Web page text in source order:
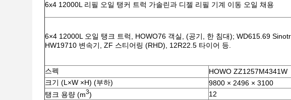
6x4 12000L 리필 오일 탱커 트럭 가솔린과 디젤 리필 기계 이동 오일 채용
6×4 12000L 오일 탱크 트럭, HOWO76 객실, (공기, 한 침대); WD615.69
HW19710 변속기, ZF 스티어링 (RHD), 12R22.5 타이어 등.
스펙
HOWO ZZ1257M4341W
크기 (L×W ×H) (부하)
9800 × 2496 × 3100
탱크 용량 (m3)
12